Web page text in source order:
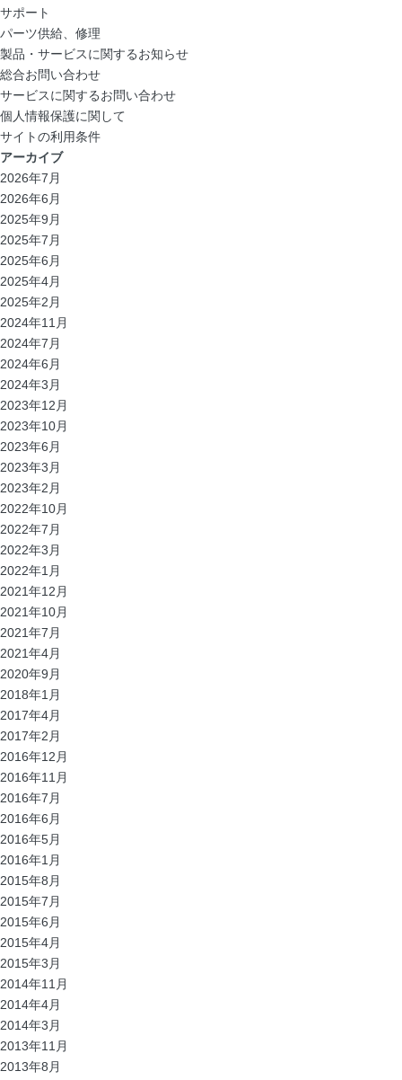
サポート
パーツ供給、修理
製品・サービスに関するお知らせ
総合お問い合わせ
サービスに関するお問い合わせ
個人情報保護に関して
サイトの利用条件
アーカイブ
2026年7月
2026年6月
2025年9月
2025年7月
2025年6月
2025年4月
2025年2月
2024年11月
2024年7月
2024年6月
2024年3月
2023年12月
2023年10月
2023年6月
2023年3月
2023年2月
2022年10月
2022年7月
2022年3月
2022年1月
2021年12月
2021年10月
2021年7月
2021年4月
2020年9月
2018年1月
2017年4月
2017年2月
2016年12月
2016年11月
2016年7月
2016年6月
2016年5月
2016年1月
2015年8月
2015年7月
2015年6月
2015年4月
2015年3月
2014年11月
2014年4月
2014年3月
2013年11月
2013年8月